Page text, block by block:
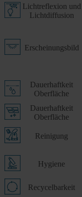
Lichtreflexion und
Lichtdiffusion
Erscheinungsbild
Dauerhaftkeit
Oberfläche
Dauerhaftkeit
Oberfläche
Reinigung
Hygiene
Recycelbarkeit